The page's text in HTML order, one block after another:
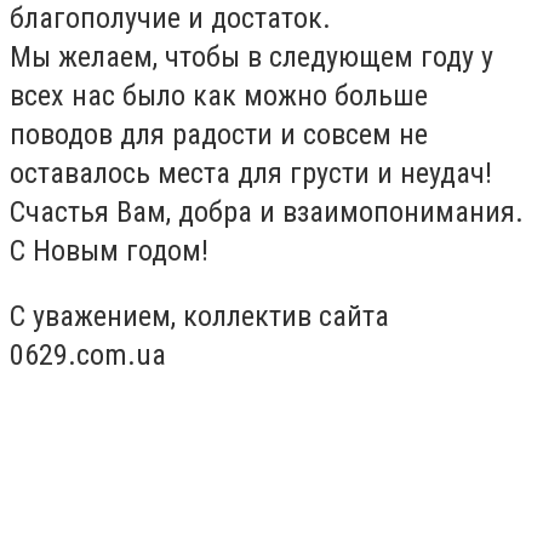
благополучие и достаток.
Мы желаем, чтобы в следующем году у
всех нас было как можно больше
поводов для радости и совсем не
оставалось места для грусти и неудач!
Счастья Вам, добра и взаимопонимания.
С Новым годом!
С уважением, коллектив сайта
0629.com.ua